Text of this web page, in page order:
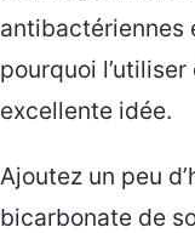
antibactériennes
pourquoi
excellente idée.
Ajoutez un peu
bicarbonate de